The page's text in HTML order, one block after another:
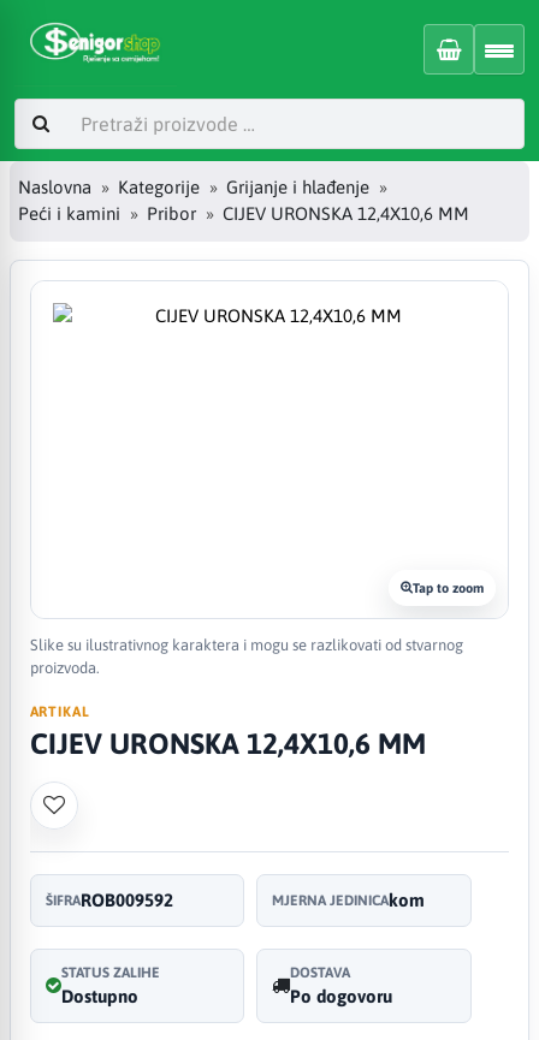
Naslovna Kategorije
Grijanje i hlađenje
Peći i kamini
Pribor CIJEV URONSKA 12,4X10,6 MM
Tap to zoom
Slike su ilustrativnog karaktera i mogu se razlikovati od stvarnog
proizvoda.
ARTIKAL
CIJEV URONSKA 12,4X10,6 MM
ŠIFRAROB009592 MJERNA JEDINICAkom
STATUS ZALIHE
Dostupno
DOSTAVA
Po dogovoru